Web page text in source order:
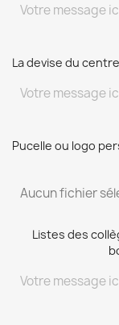
La devise du centre
Pucelle ou logo
Aucun fichier
Listes des